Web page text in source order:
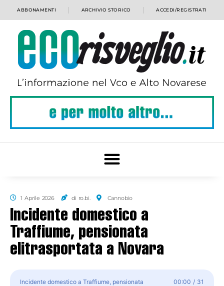
ABBONAMENTI ARCHIVIO STORICO ACCEDI/REGISTRATI
1 Aprile 2026 di ro.bi. Cannobio
Incidente domestico a
Traffiume, pensionata
elitrasportata a Novara
Incidente domestico a Traffiume, pensionata
00:00 / 31